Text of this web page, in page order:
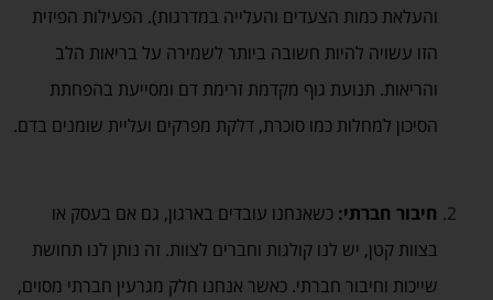
והעלאת כמות הצעדים והעלייה במדרגות). הפעילות הפיזית
הזו עשויה להיות חשובה ביותר לשמירה על בריאות הלב
והריאות. תנועת גוף מקדמת זרימת דם ומסייעת בהפחתת
הסיכון למחלות כמו סוכרת, דלקת מפרקים ועליית שומנים בדם.
חיבור חברתי: כשאנחנו עובדים בארגון, גם אם בעסק או
בצוות קטן, יש לנו קולגות וחברים לצוות. זה נותן לנו תחושת
שייכות וחיבור חברתי. כאשר אנחנו חלק מגרעין חברתי מסוים,